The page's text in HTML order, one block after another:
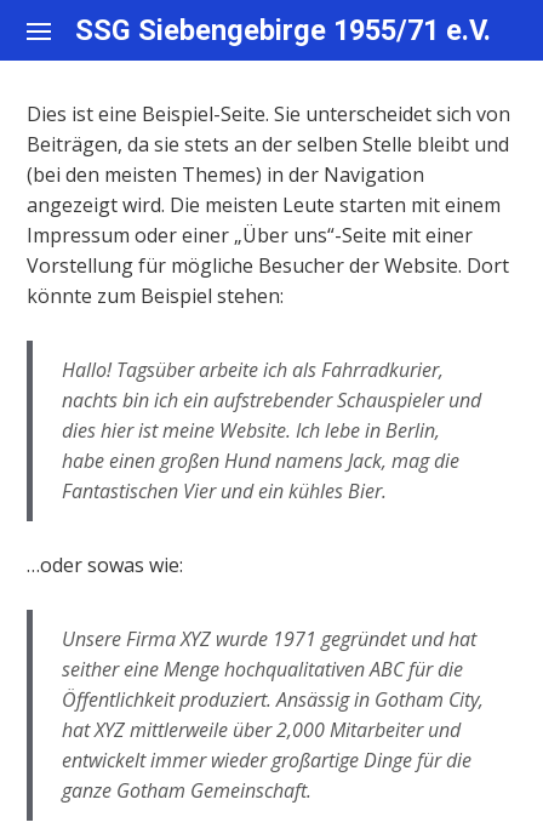
content
SSG Siebengebirge 1955/71 e.V.
Dies ist eine Beispiel-Seite. Sie unterscheidet sich von
Beiträgen, da sie stets an der selben Stelle bleibt und
(bei den meisten Themes) in der Navigation
angezeigt wird. Die meisten Leute starten mit einem
Impressum oder einer „Über uns“-Seite mit einer
Vorstellung für mögliche Besucher der Website. Dort
könnte zum Beispiel stehen:
Hallo! Tagsüber arbeite ich als Fahrradkurier,
nachts bin ich ein aufstrebender Schauspieler und
dies hier ist meine Website. Ich lebe in Berlin,
habe einen großen Hund namens Jack, mag die
Fantastischen Vier und ein kühles Bier.
…oder sowas wie:
Unsere Firma XYZ wurde 1971 gegründet und hat
seither eine Menge hochqualitativen ABC für die
Öffentlichkeit produziert. Ansässig in Gotham City,
hat XYZ mittlerweile über 2,000 Mitarbeiter und
entwickelt immer wieder großartige Dinge für die
ganze Gotham Gemeinschaft.